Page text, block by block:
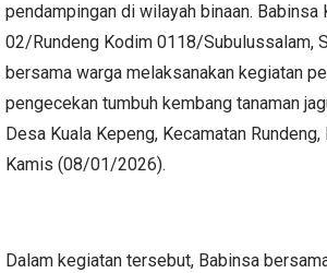
pendampingan di wilayah binaan. Babinsa
02/Rundeng Kodim 0118/Subulussalam,
bersama warga melaksanakan kegiatan
pengecekan tumbuh kembang tanaman
Desa Kuala Kepeng, Kecamatan
Kamis (08/01/2026).
Dalam kegiatan tersebut, Babinsa